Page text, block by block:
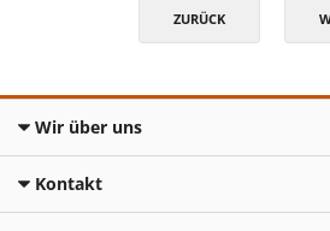
ZURÜCK
Wir über uns
Kontakt